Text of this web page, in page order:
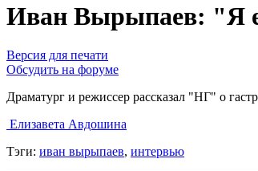
Иван Вырыпаев: "Я
Версия для печати
Обсудить на форуме
Драматург и режиссер рассказал "НГ" о
Елизавета Авдошина
Тэги: иван вырыпаев, интервью